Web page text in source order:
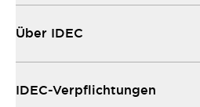
Über IDEC
IDEC-Verpflichtungen